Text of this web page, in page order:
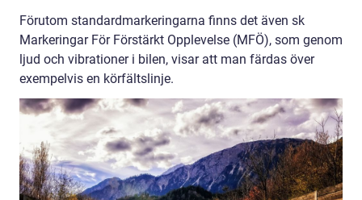
Förutom standardmarkeringarna finns det även sk
Markeringar För Förstärkt Opplevelse (MFÖ), som genom
ljud och vibrationer i bilen, visar att man färdas över
exempelvis en körfältslinje.